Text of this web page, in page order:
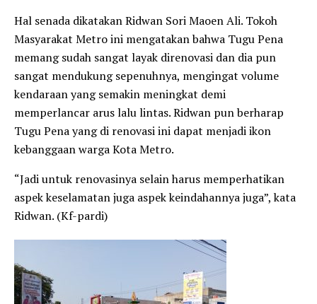
Hal senada dikatakan Ridwan Sori Maoen Ali. Tokoh
Masyarakat Metro ini mengatakan bahwa Tugu Pena
memang sudah sangat layak direnovasi dan dia pun
sangat mendukung sepenuhnya, mengingat volume
kendaraan yang semakin meningkat demi
memperlancar arus lalu lintas. Ridwan pun berharap
Tugu Pena yang di renovasi ini dapat menjadi ikon
kebanggaan warga Kota Metro.
“Jadi untuk renovasinya selain harus memperhatikan
aspek keselamatan juga aspek keindahannya juga”, kata
Ridwan. (Kf-pardi)